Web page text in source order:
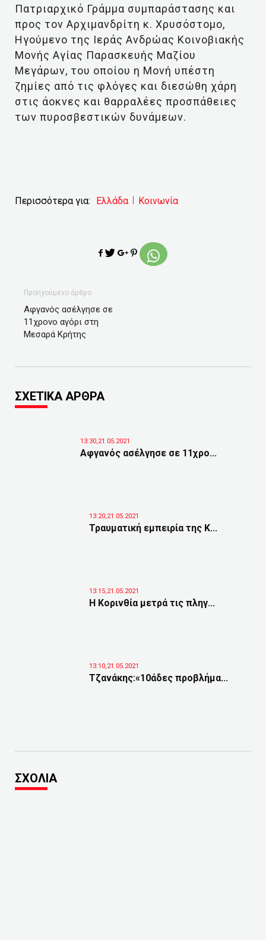
Πατριαρχικό Γράμμα συμπαράστασης και
προς τον Αρχιμανδρίτη κ. Χρυσόστομο,
Ηγούμενο της Ιεράς Ανδρώας Κοινοβιακής
Μονής Αγίας Παρασκευής Μαζίου
Μεγάρων, του οποίου η Μονή υπέστη
ζημίες από τις φλόγες και διεσώθη χάρη
στις άοκνες και θαρραλέες προσπάθειες
των πυροσβεστικών δυνάμεων.
Περισσότερα για: Ελλάδα Κοινωνία
Προηγούμενο άρθρο
Αφγανός ασέλγησε σε
11χρονο αγόρι στη
Μεσαρά Κρήτης
ΣΧΕΤΙΚΑ ΑΡΘΡΑ
13:30,21.05.2021
Αφγανός ασέλγησε σε 11χρο...
13:20,21.05.2021
Τραυματική εμπειρία της Κ...
13:15,21.05.2021
Η Κορινθία μετρά τις πληγ...
13:10,21.05.2021
Τζανάκης:«10άδες προβλήμα...
ΣΧΟΛΙΑ